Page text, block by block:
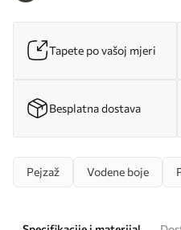
Tapete po vašoj mjeri
Besplatna dostava
Pejzaž Vodene boje